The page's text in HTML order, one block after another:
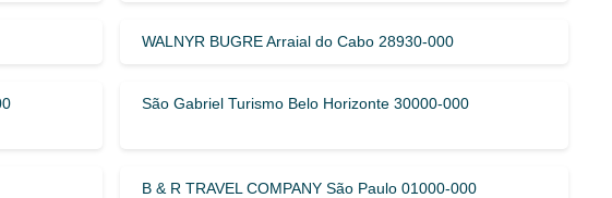
WALNYR BUGRE Arraial do Cabo 28930-000
São Gabriel Turismo Belo Horizonte 30000-000
B & R TRAVEL COMPANY São Paulo 01000-000